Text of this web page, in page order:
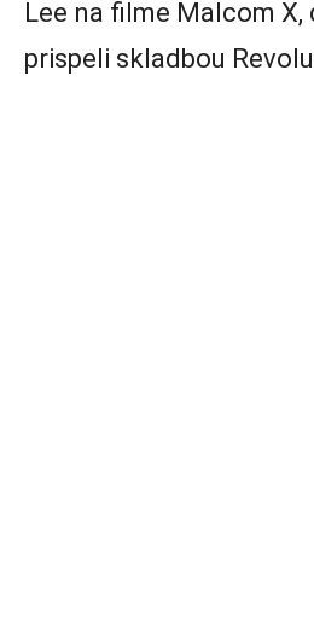
Lee na filme Malcom
prispeli skladbou